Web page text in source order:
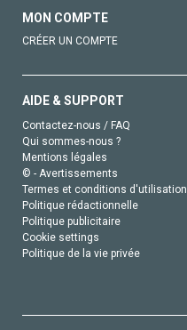
MON COMPTE
CRÉER UN COMPTE
AIDE & SUPPORT
Contactez-nous / FAQ
Qui sommes-nous ?
Mentions légales
© - Avertissements
Termes et conditions d'utilisation
Politique rédactionnelle
Politique publicitaire
Cookie settings
Politique de la vie privée